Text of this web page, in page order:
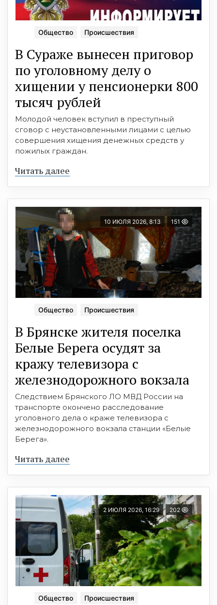
Общество Происшествия
В Сураже вынесен приговор
по уголовному делу о
хищении у пенсионерки 800
тысяч рублей
Молодой человек вступил в преступный
сговор с неустановленными лицами с целью
совершения хищения денежных средств у
пожилых граждан.
Читать далее
10 ИЮЛЯ 2026, 8:13 151
Общество Происшествия
В Брянске жителя поселка
Белые Берега осудят за
кражу телевизора с
железнодорожного вокзала
Следствием Брянского ЛО МВД России на
транспорте окончено расследование
уголовного дела о краже телевизора с
железнодорожного вокзала станции «Белые
Берега».
Читать далее
2 ИЮЛЯ 2026, 16:29 202
Общество Происшествия